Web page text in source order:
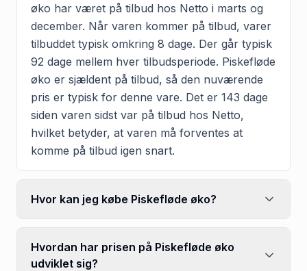
øko har været på tilbud hos Netto i marts og
december. Når varen kommer på tilbud, varer
tilbuddet typisk omkring 8 dage. Der går typisk
92 dage mellem hver tilbudsperiode. Piskefløde
øko er sjældent på tilbud, så den nuværende
pris er typisk for denne vare. Det er 143 dage
siden varen sidst var på tilbud hos Netto,
hvilket betyder, at varen må forventes at
komme på tilbud igen snart.
Hvor kan jeg købe Piskefløde øko?
Hvordan har prisen på Piskefløde øko
udviklet sig?